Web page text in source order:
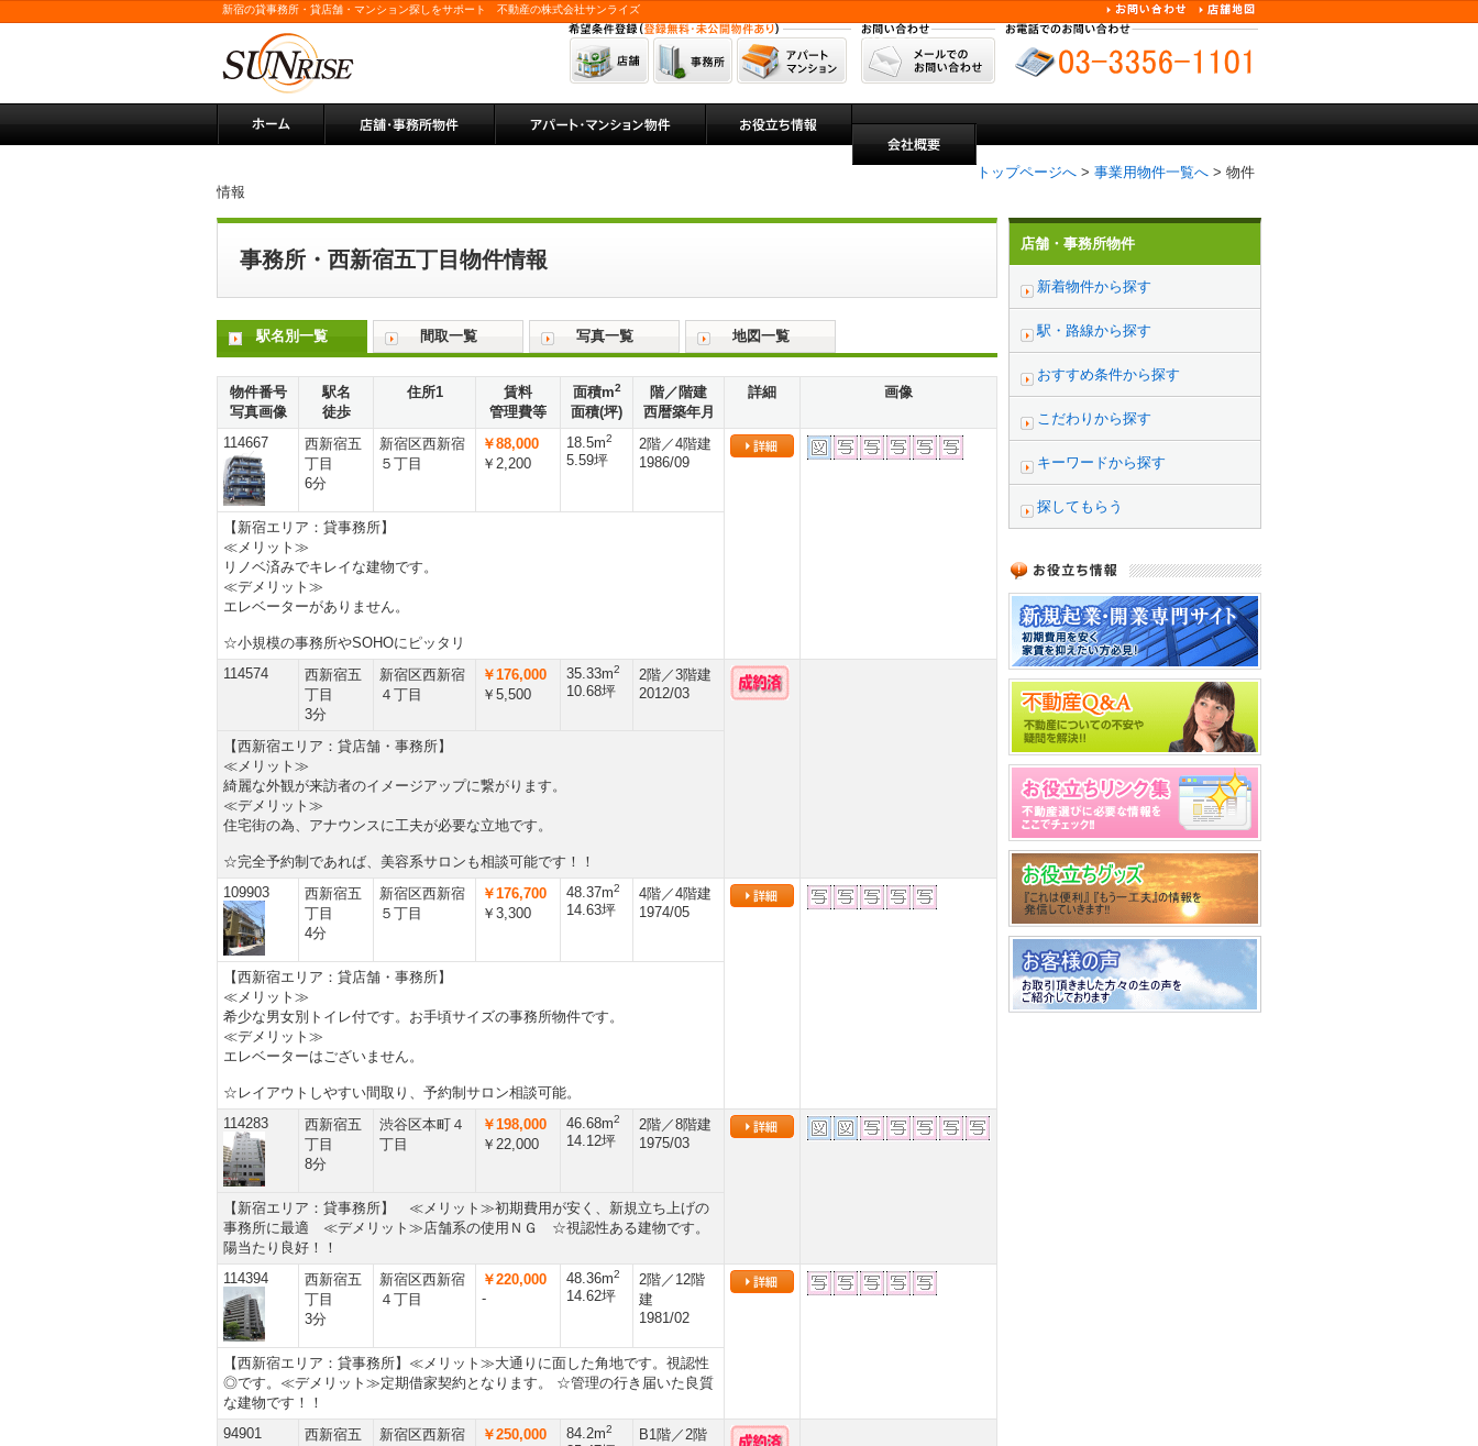
新宿の貸事務所・貸店舗・マンション探しをサポート 不動産の株式会社サンライズ
トップページへ > 事業用物件一覧へ > 物件
情報
事務所・西新宿五丁目物件情報
駅名別一覧 間取一覧 写真一覧 地図一覧
物件番号
写真画像
駅名
徒歩
住所1
賃料
管理費等
面積m2
面積(坪)
階／階建
西暦築年月
詳細 画像
114667
西新宿五
丁目
6分
新宿区西新宿
５丁目
￥88,000
￥2,200
18.5m2
5.59坪
2階／4階建
1986/09
【新宿エリア：貸事務所】
≪メリット≫
リノベ済みでキレイな建物です。
≪デメリット≫
エレベーターがありません。
☆小規模の事務所やSOHOにピッタリ
114574
西新宿五
丁目
3分
新宿区西新宿
４丁目
￥176,000
￥5,500
35.33m2
10.68坪
2階／3階建
2012/03
【西新宿エリア：貸店舗・事務所】
≪メリット≫
綺麗な外観が来訪者のイメージアップに繋がります。
≪デメリット≫
住宅街の為、アナウンスに工夫が必要な立地です。
☆完全予約制であれば、美容系サロンも相談可能です！！
109903
西新宿五
丁目
4分
新宿区西新宿
５丁目
￥176,700
￥3,300
48.37m2
14.63坪
4階／4階建
1974/05
【西新宿エリア：貸店舗・事務所】
≪メリット≫
希少な男女別トイレ付です。お手頃サイズの事務所物件です。
≪デメリット≫
エレベーターはございません。
☆レイアウトしやすい間取り、予約制サロン相談可能。
114283
西新宿五
丁目
8分
渋谷区本町４
丁目
￥198,000
￥22,000
46.68m2
14.12坪
2階／8階建
1975/03
【新宿エリア：貸事務所】 ≪メリット≫初期費用が安く、新規立ち上げの
事務所に最適 ≪デメリット≫店舗系の使用ＮＧ ☆視認性ある建物です。
陽当たり良好！！
114394
西新宿五
丁目
3分
新宿区西新宿
４丁目
￥220,000
-
48.36m2
14.62坪
2階／12階
建
1981/02
【西新宿エリア：貸事務所】≪メリット≫大通りに面した角地です。視認性
◎です。≪デメリット≫定期借家契約となります。 ☆管理の行き届いた良質
な建物です！！
94901
西新宿五
新宿区西新宿
￥250,000
84.2m2
B1階／2階
店舗・事務所物件
新着物件から探す
駅・路線から探す
おすすめ条件から探す
こだわりから探す
キーワードから探す
探してもらう